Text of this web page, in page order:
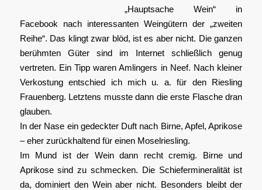
„Hauptsache Wein“ in
Facebook nach interessanten Weingütern der „zweiten
Reihe“. Das klingt zwar blöd, ist es aber nicht. Die ganzen
berühmten Güter sind im Internet schließlich genug
vertreten. Ein Tipp waren Amlingers in Neef. Nach kleiner
Verkostung entschied ich mich u. a. für den Riesling
Frauenberg. Letztens musste dann die erste Flasche dran
glauben.
In der Nase ein gedeckter Duft nach Birne, Apfel, Aprikose
– eher zurückhaltend für einen Moselriesling.
Im Mund ist der Wein dann recht cremig. Birne und
Aprikose sind zu schmecken. Die Schiefermineralität ist
da, dominiert den Wein aber nicht. Besonders bleibt der